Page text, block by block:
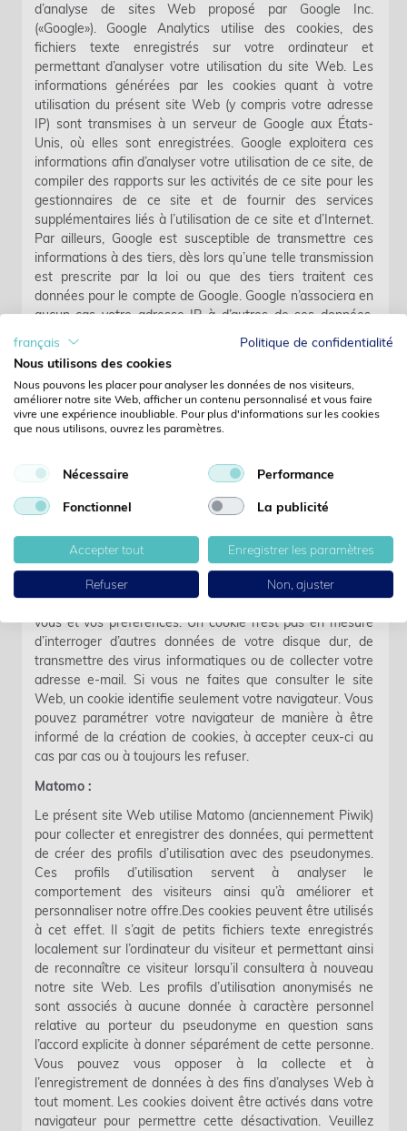
d’analyse de sites Web proposé par Google Inc.
(«Google»). Google Analytics utilise des cookies, des
fichiers texte enregistrés sur votre ordinateur et
permettant d’analyser votre utilisation du site Web. Les
informations générées par les cookies quant à votre
utilisation du présent site Web (y compris votre adresse
IP) sont transmises à un serveur de Google aux États-
Unis, où elles sont enregistrées. Google exploitera ces
informations afin d’analyser votre utilisation de ce site, de
compiler des rapports sur les activités de ce site pour les
gestionnaires de ce site et de fournir des services
supplémentaires liés à l’utilisation de ce site et d’Internet.
Par ailleurs, Google est susceptible de transmettre ces
informations à des tiers, dès lors qu’une telle transmission
est prescrite par la loi ou que des tiers traitent ces
données pour le compte de Google. Google n’associera en
aucun cas votre adresse IP à d’autres de ses données.
Vous pouvez empêcher l'installation des cookies grâce au
paramétrage correspondant de votre navigateur. Veuillez
cependant noter que vous ne pourrez alors pas utiliser
entièrement certaines fonctions du présent site Web. En
utilisant le présent site Web, vous acceptez le traitement
des données collectées par Google vous concernant de la
Politique des cookies:
Nous utilisons des cookies pour collecter des données sur
AG d’optimiser ce site pour vous et de le rendre plus
convivial. Un cookie est une information que votre
navigateur Web peut enregistrer sur votre disque dur et
qui aide le site Web à mémoriser des informations sur
vous et vos préférences. Un cookie n’est pas en mesure
d’interroger d’autres données de votre disque dur, de
transmettre des virus informatiques ou de collecter votre
adresse e-mail. Si vous ne faites que consulter le site
Web, un cookie identifie seulement votre navigateur. Vous
pouvez paramétrer votre navigateur de manière à être
informé de la création de cookies, à accepter ceux-ci au
cas par cas ou à toujours les refuser.
Matomo :
Le présent site Web utilise Matomo (anciennement Piwik)
pour collecter et enregistrer des données, qui permettent
de créer des profils d’utilisation avec des pseudonymes.
Ces profils d’utilisation servent à analyser le
comportement des visiteurs ainsi qu’à améliorer et
personnaliser notre offre.Des cookies peuvent être utilisés
à cet effet. Il s’agit de petits fichiers texte enregistrés
localement sur l’ordinateur du visiteur et permettant ainsi
de reconnaître ce visiteur lorsqu’il consultera à nouveau
notre site Web. Les profils d’utilisation anonymisés ne
sont associés à aucune donnée à caractère personnel
relative au porteur du pseudonyme en question sans
l’accord explicite à donner séparément de cette personne.
Vous pouvez vous opposer à la collecte et à
l’enregistrement de données à des fins d’analyses Web à
tout moment. Les cookies doivent être activés dans votre
navigateur pour permettre cette désactivation. Veuillez
français
Politique de confidentialité
Nous utilisons des cookies
Nous pouvons les placer pour analyser les données de nos visiteurs,
améliorer notre site Web, afficher un contenu personnalisé et vous faire
vivre une expérience inoubliable. Pour plus d'informations sur les cookies
que nous utilisons, ouvrez les paramètres.
Nécessaire Performance
Fonctionnel La publicité
Accepter tout Enregistrer les paramètres
Refuser Non, ajuster